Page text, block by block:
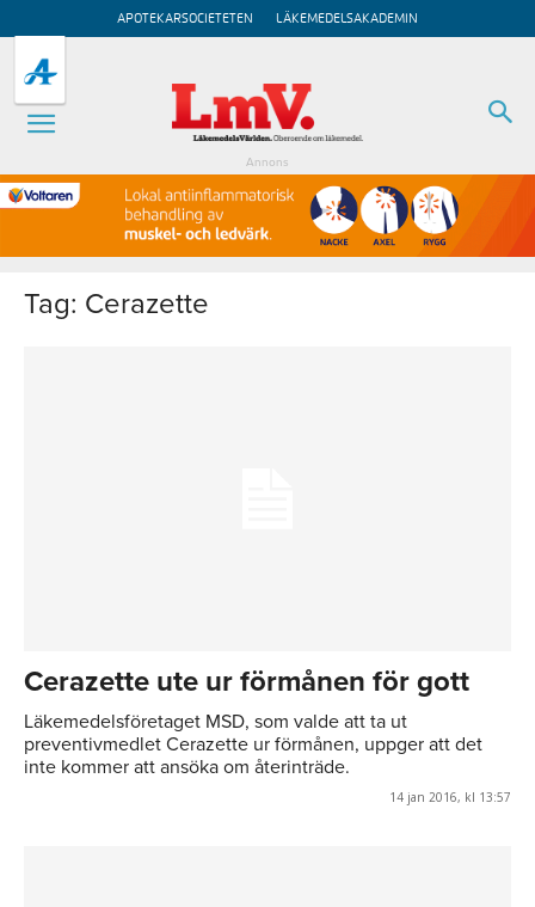
APOTEKARSOCIETETEN LÄKEMEDELSAKADEMIN
Annons
Tag: Cerazette
Cerazette ute ur förmånen för gott
Läkemedelsföretaget MSD, som valde att ta ut
preventivmedlet Cerazette ur förmånen, uppger att det
inte kommer att ansöka om återinträde.
14 jan 2016, kl 13:57